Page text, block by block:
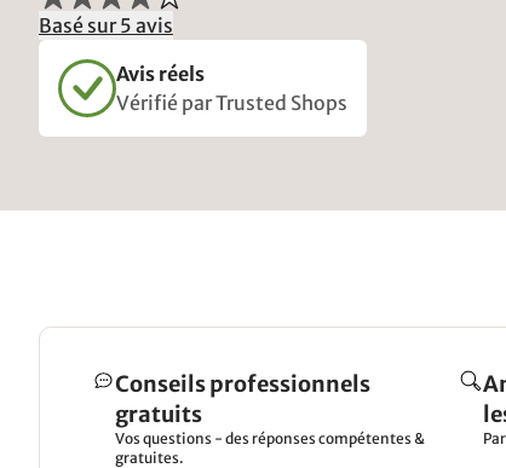
Basé sur 5 avis
Avis réels
Vérifié par Trusted Shops
Conseils professionnels
gratuits
Vos questions - des réponses compétentes &
gratuites.